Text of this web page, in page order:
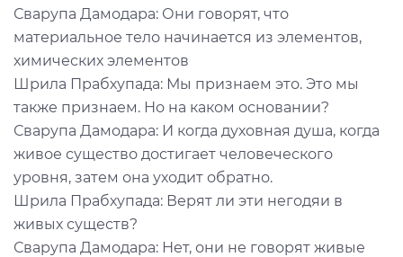
Сварупа Дамодара: Они говорят, что
материальное тело начинается из элементов,
химических элементов
Шрила Прабхупада: Мы признаем это. Это мы
также признаем. Но на каком основании?
Сварупа Дамодара: И когда духовная душа, когда
живое существо достигает человеческого
уровня, затем она уходит обратно.
Шрила Прабхупада: Верят ли эти негодяи в
живых существ?
Сварупа Дамодара: Нет, они не говорят живые